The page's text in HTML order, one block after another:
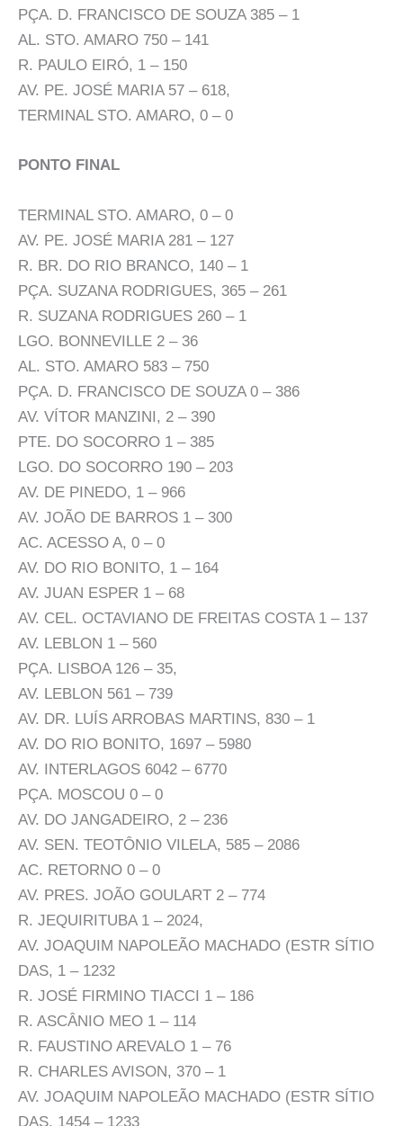
PÇA. D. FRANCISCO DE SOUZA 385 – 1
AL. STO. AMARO 750 – 141
R. PAULO EIRÓ, 1 – 150
AV. PE. JOSÉ MARIA 57 – 618,
TERMINAL STO. AMARO, 0 – 0
PONTO FINAL
TERMINAL STO. AMARO, 0 – 0
AV. PE. JOSÉ MARIA 281 – 127
R. BR. DO RIO BRANCO, 140 – 1
PÇA. SUZANA RODRIGUES, 365 – 261
R. SUZANA RODRIGUES 260 – 1
LGO. BONNEVILLE 2 – 36
AL. STO. AMARO 583 – 750
PÇA. D. FRANCISCO DE SOUZA 0 – 386
AV. VÍTOR MANZINI, 2 – 390
PTE. DO SOCORRO 1 – 385
LGO. DO SOCORRO 190 – 203
AV. DE PINEDO, 1 – 966
AV. JOÃO DE BARROS 1 – 300
AC. ACESSO A, 0 – 0
AV. DO RIO BONITO, 1 – 164
AV. JUAN ESPER 1 – 68
AV. CEL. OCTAVIANO DE FREITAS COSTA 1 – 137
AV. LEBLON 1 – 560
PÇA. LISBOA 126 – 35,
AV. LEBLON 561 – 739
AV. DR. LUÍS ARROBAS MARTINS, 830 – 1
AV. DO RIO BONITO, 1697 – 5980
AV. INTERLAGOS 6042 – 6770
PÇA. MOSCOU 0 – 0
AV. DO JANGADEIRO, 2 – 236
AV. SEN. TEOTÔNIO VILELA, 585 – 2086
AC. RETORNO 0 – 0
AV. PRES. JOÃO GOULART 2 – 774
R. JEQUIRITUBA 1 – 2024,
AV. JOAQUIM NAPOLEÃO MACHADO (ESTR SÍTIO
DAS, 1 – 1232
R. JOSÉ FIRMINO TIACCI 1 – 186
R. ASCÂNIO MEO 1 – 114
R. FAUSTINO AREVALO 1 – 76
R. CHARLES AVISON, 370 – 1
AV. JOAQUIM NAPOLEÃO MACHADO (ESTR SÍTIO
DAS, 1454 – 1233